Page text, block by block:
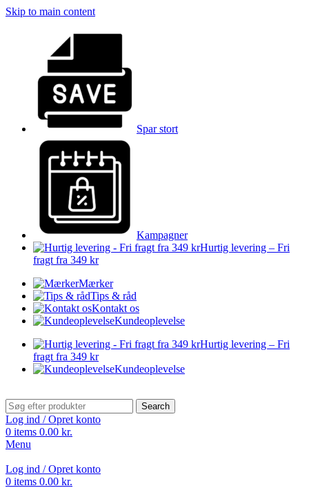
Skip to main content
Spar stort
Kampagner
Hurtig levering – Fri
fragt fra 349 kr
Mærker
Tips & råd
Kontakt os
Kundeoplevelse
Hurtig levering – Fri
fragt fra 349 kr
Kundeoplevelse
Search
Log ind / Opret konto
0 items 0.00 kr.
Menu
Log ind / Opret konto
0 items 0.00 kr.